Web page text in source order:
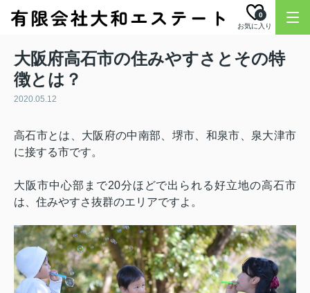
お気に入り
0
大阪府高石市の住みやすさとその特
徴とは？
2020.05.12
高石市とは、大阪府の中南部、堺市、和泉市、泉大津市
に接する市です。
大阪市中心部まで20分ほどで出られる好立地の高石市
は、住みやすさ抜群のエリアですよ。